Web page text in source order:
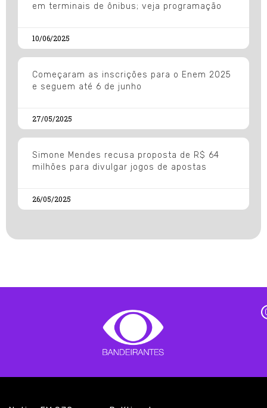
em terminais de ônibus; veja programação
10/06/2025
Começaram as inscrições para o Enem 2025
e seguem até 6 de junho
27/05/2025
Simone Mendes recusa proposta de R$ 64
milhões para divulgar jogos de apostas
26/05/2025